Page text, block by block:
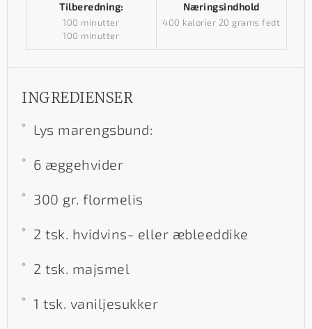
Tilberedning:
100 minutter
100 minutter
Næringsindhold
400 kalorier 20 grams fedt
INGREDIENSER
Lys marengsbund:
6 æggehvider
300 gr. flormelis
2 tsk. hvidvins- eller æbleeddike
2 tsk. majsmel
1 tsk. vaniljesukker